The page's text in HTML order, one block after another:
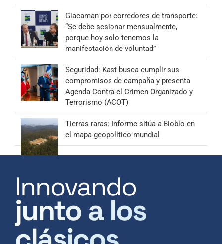
Giacaman por corredores de transporte:
“Se debe sesionar mensualmente,
porque hoy solo tenemos la
manifestación de voluntad”
Seguridad: Kast busca cumplir sus
compromisos de campaña y presenta
Agenda Contra el Crimen Organizado y
Terrorismo (ACOT)
Tierras raras: Informe sitúa a Biobío en
el mapa geopolítico mundial
Innovando
junto a los